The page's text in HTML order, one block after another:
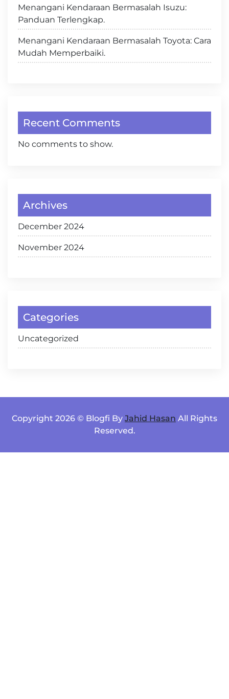
Menangani Kendaraan Bermasalah Isuzu:
Panduan Terlengkap.
Menangani Kendaraan Bermasalah Toyota: Cara
Mudah Memperbaiki.
Recent Comments
No comments to show.
Archives
December 2024
November 2024
Categories
Uncategorized
Copyright 2026 © Blogfi By Jahid Hasan All Rights
Reserved.